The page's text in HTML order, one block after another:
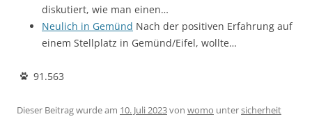
diskutiert, wie man einen…
Neulich in Gemünd Nach der positiven Erfahrung auf
einem Stellplatz in Gemünd/Eifel, wollte…
91.563
Dieser Beitrag wurde am 10. Juli 2023von womo untersicherheit